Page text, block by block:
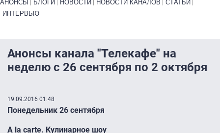
АНОНСЫ БЛОГИ НОВОСТИ НОВОСТИ КАНАЛОВ
СТАТЬИ
ИНТЕРВЬЮ
Анонсы канала "Телекафе" на
неделю с 26 сентября по 2 октября
19.09.2016 01:48
Понедельник 26 сентября
A la carte. Кулинарное шоу